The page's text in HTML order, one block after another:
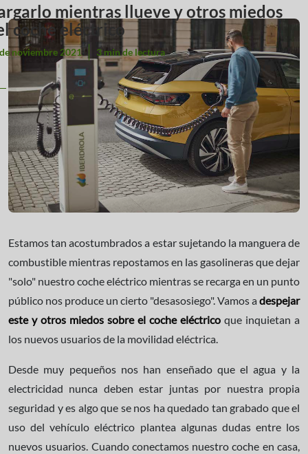
mientras llueve y otros miedos
coche eléctrico
noviembre 2021 3 min de lectura
Estamos tan acostumbrados a estar sujetando la manguera de
combustible mientras repostamos en las gasolineras que dejar
"solo" nuestro coche eléctrico mientras se recarga en un punto
público nos produce un cierto "desasosiego". Vamos a despejar
este y otros miedos sobre el coche eléctrico que inquietan a
los nuevos usuarios de la movilidad eléctrica.
Desde muy pequeños nos han enseñado que el agua y la
electricidad nunca deben estar juntas por nuestra propia
seguridad y es algo que se nos ha quedado tan grabado que el
uso del vehículo eléctrico plantea algunas dudas entre los
nuevos usuarios. Cuando conectamos nuestro coche en casa,